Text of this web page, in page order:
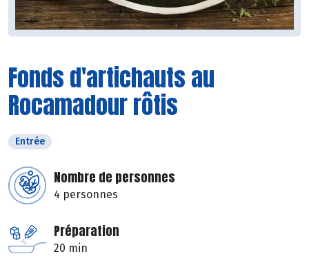
Fonds d'artichauts au
Rocamadour rôtis
Entrée
Nombre de personnes
4 personnes
Préparation
20 min